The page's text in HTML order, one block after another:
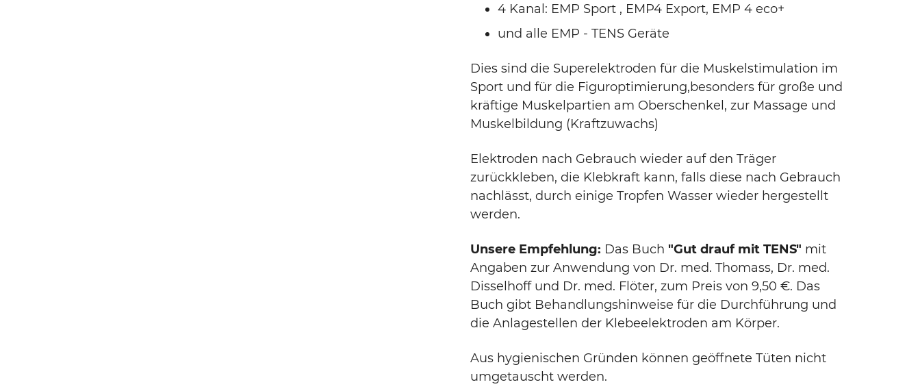
4 Kanal: EMP Sport , EMP4 Export, EMP 4 eco+
und alle EMP - TENS Geräte
Dies sind die Superelektroden für die Muskelstimulation im
Sport und für die Figuroptimierung,besonders für große und
kräftige Muskelpartien am Oberschenkel, zur Massage und
Muskelbildung (Kraftzuwachs)
Elektroden nach Gebrauch wieder auf den Träger
zurückkleben, die Klebkraft kann, falls diese nach Gebrauch
nachlässt, durch einige Tropfen Wasser wieder hergestellt
werden.
Unsere Empfehlung: Das Buch "Gut drauf mit TENS" mit
Angaben zur Anwendung von Dr. med. Thomass, Dr. med.
Disselhoff und Dr. med. Flöter, zum Preis von 9,50 €. Das
Buch gibt Behandlungshinweise für die Durchführung und
die Anlagestellen der Klebeelektroden am Körper.
Aus hygienischen Gründen können geöffnete Tüten nicht
umgetauscht werden.